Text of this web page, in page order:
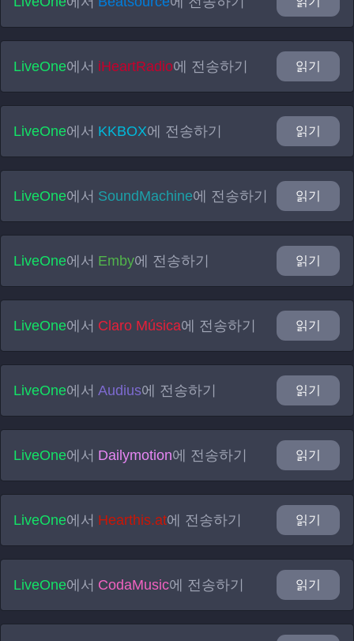
LiveOne에서 iHeartRadio에 전송하기 읽기
LiveOne에서 KKBOX에 전송하기 읽기
LiveOne에서 SoundMachine에 전송하기 읽기
LiveOne에서 Emby에 전송하기 읽기
LiveOne에서 Claro Música에 전송하기 읽기
LiveOne에서Audius에 전송하기 읽기
LiveOne에서 Dailymotion에 전송하기 읽기
LiveOne에서 Hearthis.at에 전송하기 읽기
LiveOne에서 CodaMusic에 전송하기 읽기